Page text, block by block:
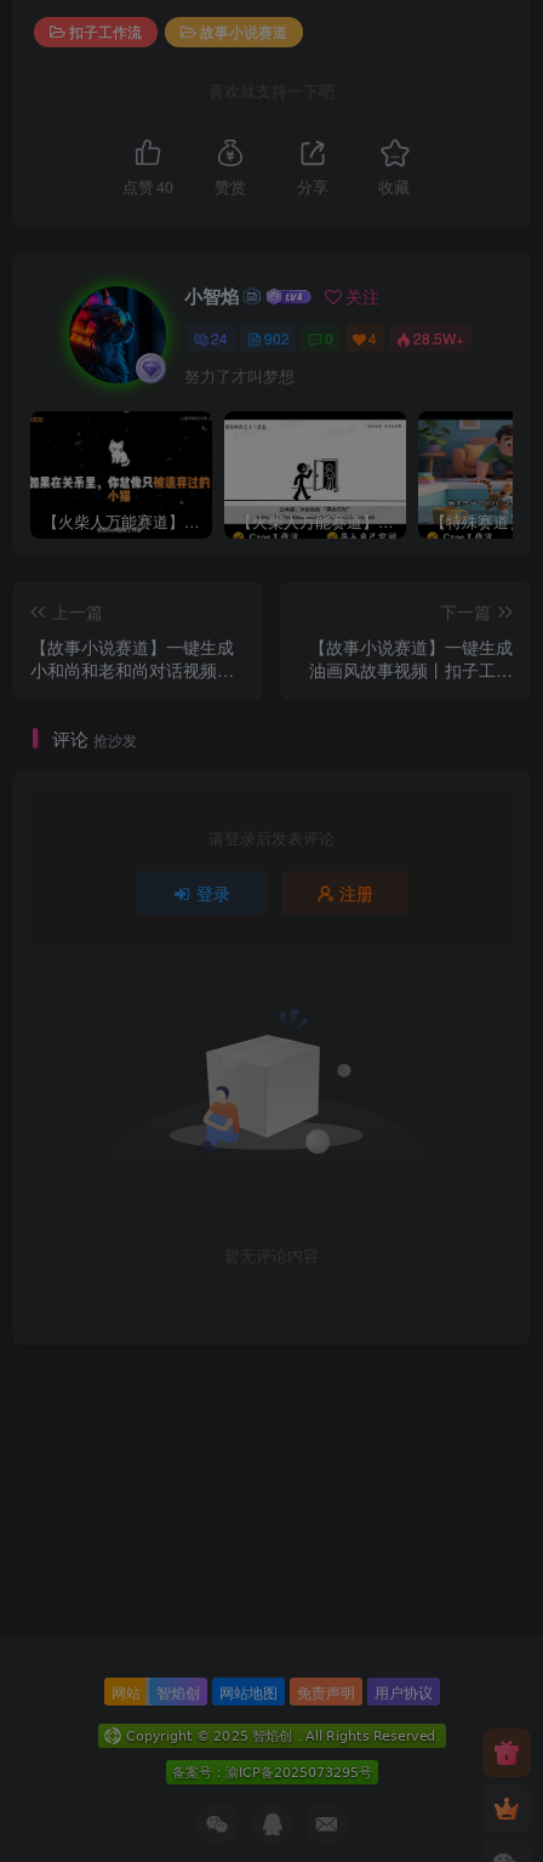
扣子工作流 故事小说赛道
喜欢就支持一下吧
点赞40 赞赏 分享 收藏
小智焰 关注
24 902 0 4 28.5W+
努力了才叫梦想
【火柴人万能赛道】火柴人心理学插画讲解视频丨扣子工作流智能体搭建coze工作流 【火柴人万能赛道】火柴人心理学智能文案视频丨扣子工作流智能体搭建coze工作流
上一篇
【故事小说赛道】一键生成
小和尚和老和尚对话视频丨
下一篇
【故事小说赛道】一键生成
油画风故事视频丨扣子工作
评论 抢沙发
请登录后发表评论
登录 注册
暂无评论内容
网站 智焰创 网站地图 免责声明 用户协议